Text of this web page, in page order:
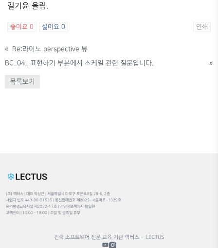
길기윤 올림.
좋아요 0 싫어요 0 인쇄
« Re:라이노 perspective 뷰
BC_04_ 표현하기 부분에서 스케일 관련 질문입니다.
»
목록보기